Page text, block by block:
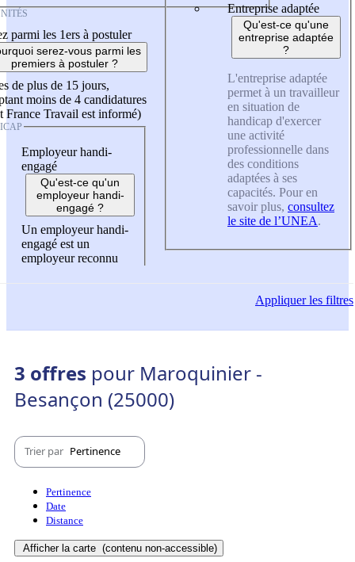
parmi les 1ers à postuler
serez-vous parmi les
premiers à postuler ?
de plus de 15 jours,
moins de 4 candidatures
France Travail est informé)
Employeur handi-
engagé
Qu'est-ce qu'un
employeur handi-
engagé ?
Un employeur handi-
engagé est un
employeur reconnu
Entreprise adaptée
Qu'est-ce qu'une
entreprise adaptée
?
L'entreprise adaptée
permet à un travailleur
en situation de
handicap d'exercer
une activité
professionnelle dans
des conditions
adaptées à ses
capacités. Pour en
savoir plus, consultez
le site de l’UNEA.
Appliquerles filtres
3 offres pour Maroquinier -
Besançon (25000)
Trier par Pertinence
Pertinence
Date
Distance
Afficher la carte (contenu non-accessible)